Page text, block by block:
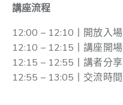
講座流程
12:00 – 12:10丨開放入場
12:10 – 12:15丨講座開場
12:15 – 12:55丨講者分享
12:55 – 13:05丨交流時間